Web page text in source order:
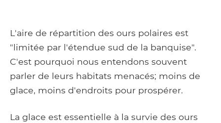
L'aire de répartition des ours polaires est
"limitée par l'étendue sud de la banquise".
C'est pourquoi nous entendons souvent
parler de leurs habitats menacés; moins de
glace, moins d'endroits pour prospérer.
La glace est essentielle à la survie des ours